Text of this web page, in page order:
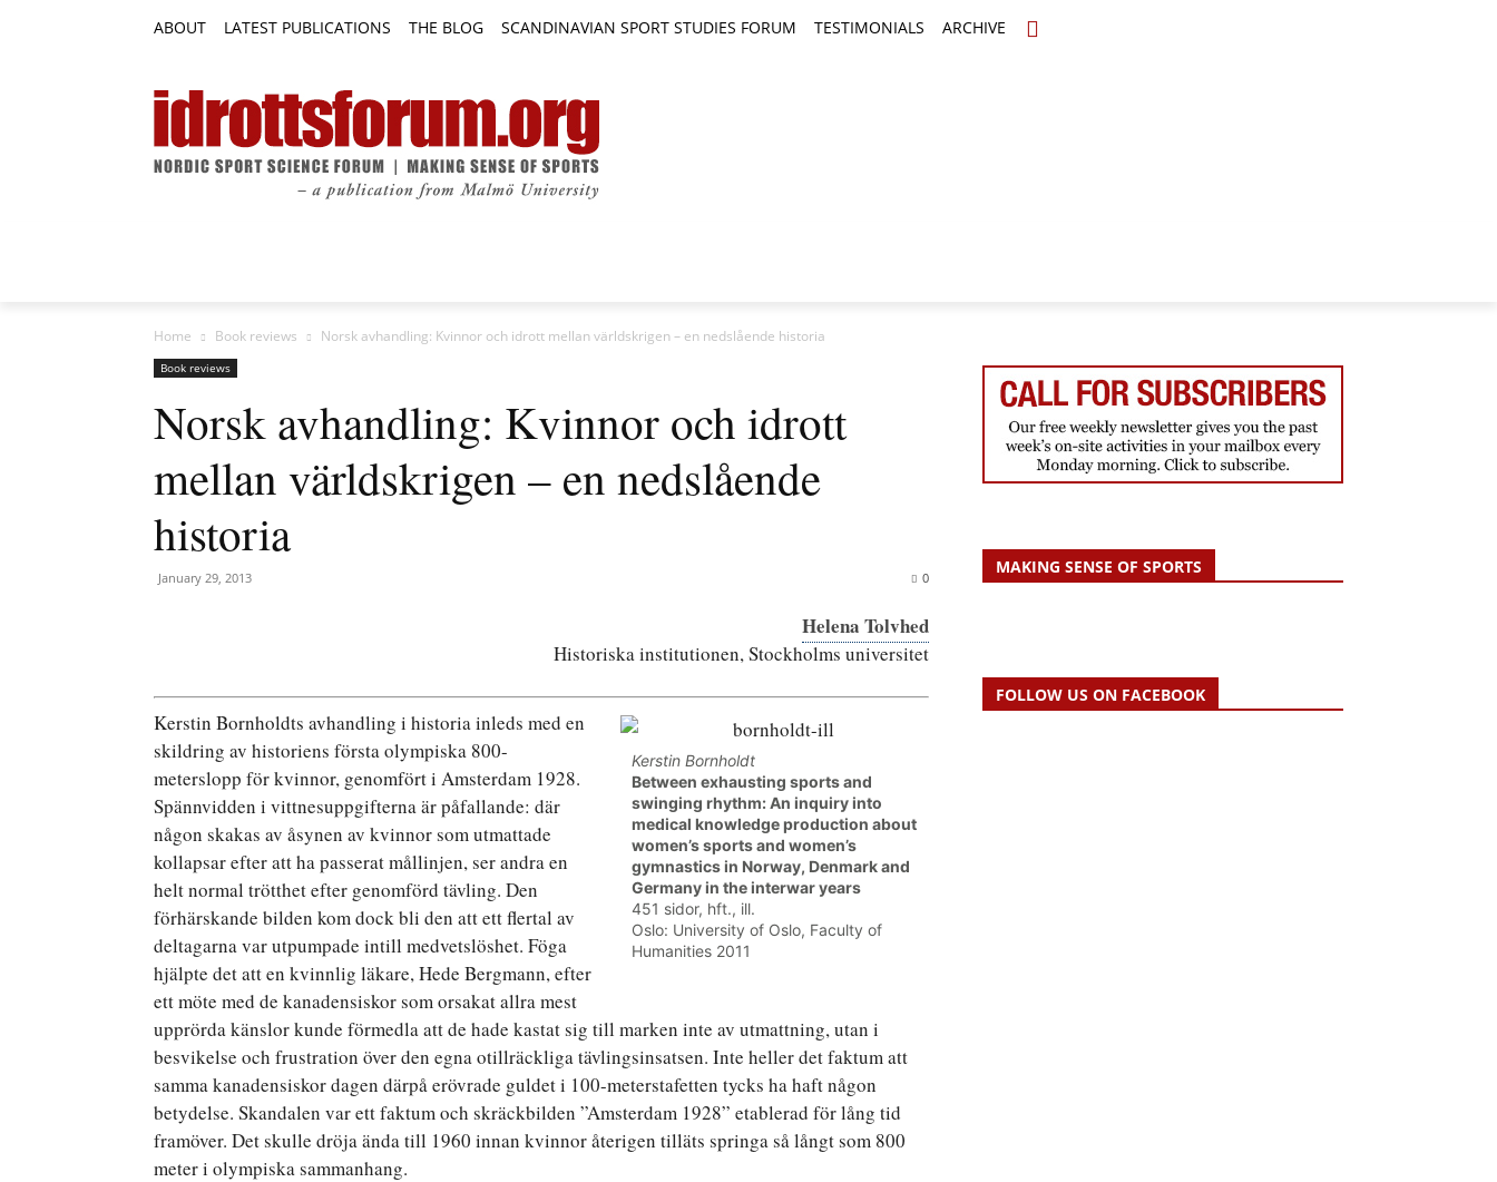
ABOUT LATEST PUBLICATIONS THE BLOG SCANDINAVIAN SPORT STUDIES FORUM TESTIMONIALS ARCHIVE
Home Book reviews Norsk avhandling: Kvinnor och idrott mellan världskrigen – en nedslående historia
Book reviews
Norsk avhandling: Kvinnor och idrott
mellan världskrigen – en nedslående
historia
January 29, 2013 0
Helena Tolvhed
Historiska institutionen, Stockholms universitet
Kerstin Bornholdt
Between exhausting sports and
swinging rhythm: An inquiry into
medical knowledge production about
women’s sports and women’s
gymnastics in Norway, Denmark and
Germany in the interwar years
451 sidor, hft., ill.
Oslo: University of Oslo, Faculty of
Humanities 2011
Kerstin Bornholdts avhandling i historia inleds med en
skildring av historiens första olympiska 800-
meterslopp för kvinnor, genomfört i Amsterdam 1928.
Spännvidden i vittnesuppgifterna är påfallande: där
någon skakas av åsynen av kvinnor som utmattade
kollapsar efter att ha passerat mållinjen, ser andra en
helt normal trötthet efter genomförd tävling. Den
förhärskande bilden kom dock bli den att ett flertal av
deltagarna var utpumpade intill medvetslöshet. Föga
hjälpte det att en kvinnlig läkare, Hede Bergmann, efter
ett möte med de kanadensiskor som orsakat allra mest
upprörda känslor kunde förmedla att de hade kastat sig till marken inte av utmattning, utan i
besvikelse och frustration över den egna otillräckliga tävlingsinsatsen. Inte heller det faktum att
samma kanadensiskor dagen därpå erövrade guldet i 100-meterstafetten tycks ha haft någon
betydelse. Skandalen var ett faktum och skräckbilden ”Amsterdam 1928” etablerad för lång tid
framöver. Det skulle dröja ända till 1960 innan kvinnor återigen tilläts springa så långt som 800
meter i olympiska sammanhang.
MAKING SENSE OF SPORTS
FOLLOW US ON FACEBOOK